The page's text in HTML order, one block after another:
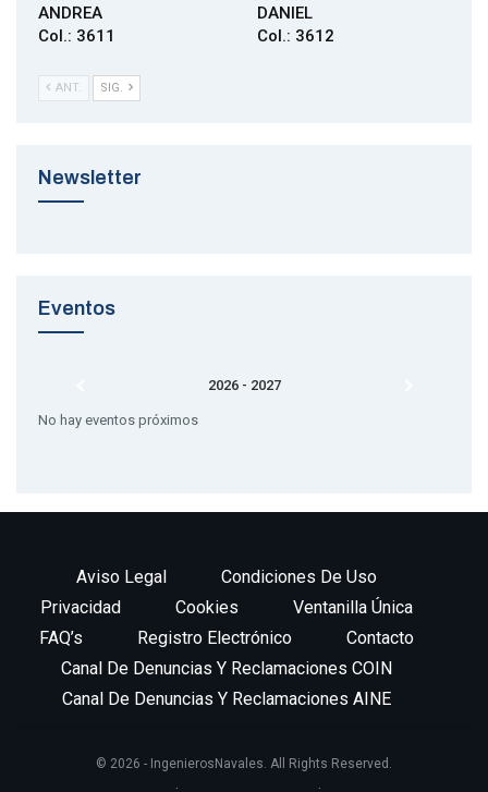
ANDREA
Col.: 3611
DANIEL
Col.: 3612
ANT. SIG.
Newsletter
Eventos
2026 - 2027
No hay eventos próximos
Aviso Legal
Condiciones De Uso
Privacidad
Cookies
Ventanilla Única
FAQ’s
Registro Electrónico
Contacto
Canal De Denuncias Y Reclamaciones COIN
Canal De Denuncias Y Reclamaciones AINE
© 2026 - IngenierosNavales. All Rights Reserved.